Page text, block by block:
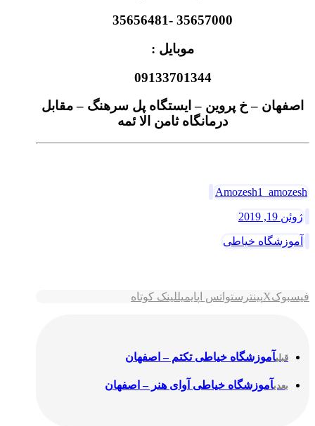
35657000 -35656481
موبایل :
09133701344
اصفهان – خ پروین – ایستگاه پل سرهنگ – مقابل
درمانگاه ثامن الا ئمه
Amozesh1_amozesh
ژوئن 19, 2019
آموزشگاه خیاطی
فیسبوکXپینترستواتس اپایمیللینک کوتاه
قبلیآموزشگاه خیاطی تکتم – اصفهان
بعدیآموزشگاه خیاطی آوای هنر – اصفهان